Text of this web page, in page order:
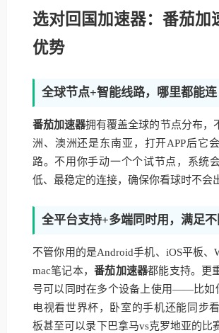
选对回国加速器：番茄加
优势
全球节点+智能线路，哪里都能连
番茄加速器拥有覆盖全球的节点分布，
洲、澳洲还是东南亚，打开APP后它
路。不用你手动一个个试节点，系统
低、最稳定的连接，确保你看球时不会
全平台支持+多端同时用，满足
不管你用的是Android手机、iOS平板、
mac笔记本，番茄加速器都能支持。更
号可以同时在多个设备上使用——比如
电视看世界杯，卧室的手机还能同步
板甚至可以录下巴拿马vs克罗地亚的比